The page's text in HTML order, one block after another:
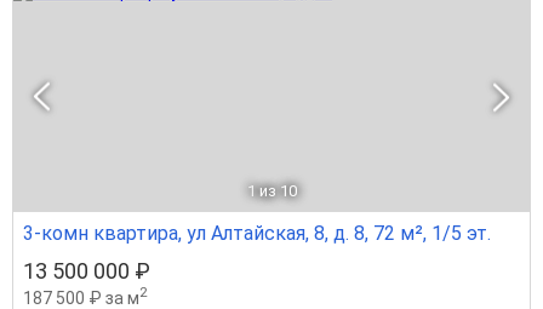
1 из 10
3-комн квартира, ул Алтайская, 8, д. 8, 72 м², 1/5 эт.
13 500 000 ₽
187 500 ₽ за м2